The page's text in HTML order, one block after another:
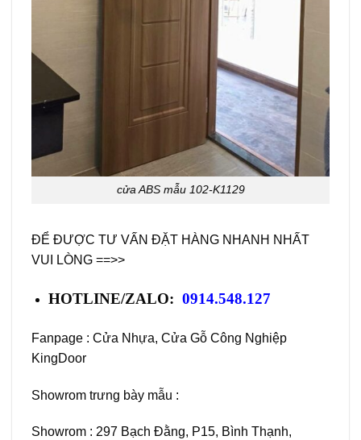
cửa ABS mẫu 102-K1129
ĐỂ ĐƯỢC TƯ VẤN ĐẶT HÀNG NHANH NHẤT
VUI LÒNG ==>>
HOTLINE/ZALO: 0914.548.127
Fanpage : Cửa Nhựa, Cửa Gỗ Công Nghiệp
KingDoor
Showrom trưng bày mẫu :
Showrom : 297 Bạch Đằng, P15, Bình Thạnh,